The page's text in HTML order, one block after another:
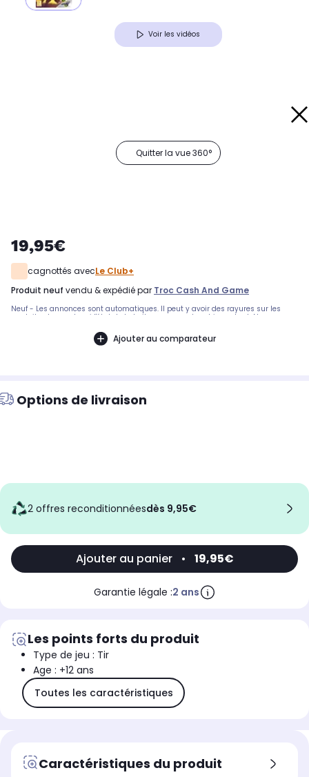
Voir les vidéos
Quitter la vue 360°
19,95€
cagnottés avecLe Club+
produit neuf vendu & expédié par Troc Cash And Game
Neuf - Les annonces sont automatiques. Il peut y avoir des rayures sur les
produits, demandez si l'état de la boite par exemple est important. Nous ne
Ajouter au comparateur
Options de livraison
2 offres reconditionnées dès 9,95€
Ajouter au panier • 19,95€
Garantie légale :2 ans
Les points forts du produit
Type de jeu : Tir
Age : +12 ans
Toutes les caractéristiques
Caractéristiques du produit